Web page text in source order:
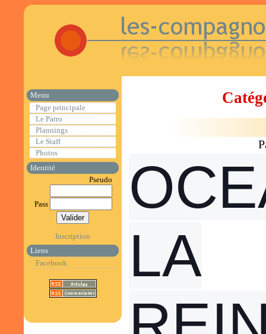
Menu
Page principale
Le Patro
Plannings
Le Staff
Photos
Identité
Pseudo
Pass
Inscription
Liens
Facebook
LA